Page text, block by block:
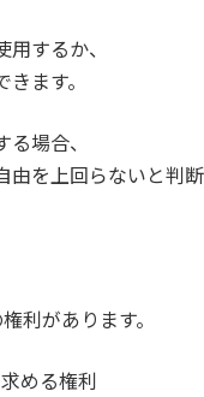
するか、
ます。
場合、
由を上回らないと判断
利があります。
める権利